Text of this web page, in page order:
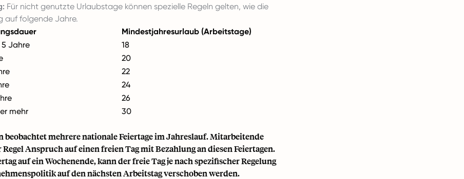
Für nicht genutzte Urlaubstage können spezielle Regeln gelten, wie die
auf folgende Jahre.
Mindestjahresurlaub (Arbeitstage)
Jahre
18
20
22
24
26
mehr
30
beobachtet mehrere nationale Feiertage im Jahreslauf. Mitarbeitende
Regel Anspruch auf einen freien Tag mit Bezahlung an diesen Feiertagen.
auf ein Wochenende, kann der freie Tag je nach spezifischer Regelung
auf den nächsten Arbeitstag verschoben werden.